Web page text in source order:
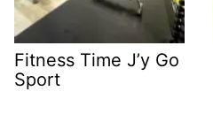
Fitness Time J’y Go
Sport